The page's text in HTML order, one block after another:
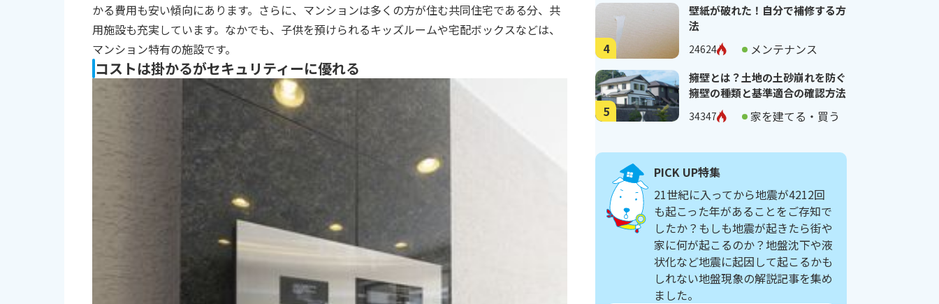
かる費用も安い傾向にあります。さらに、マンションは多くの方が住む共同住宅である分、共
用施設も充実しています。なかでも、子供を預けられるキッズルームや宅配ボックスなどは、
マンション特有の施設です。
コストは掛かるがセキュリティーに優れる
4
壁紙が破れた！自分で補修する方
法
24624 メンテナンス
5
擁壁とは？土地の土砂崩れを防ぐ
擁壁の種類と基準適合の確認方法
34347 家を建てる・買う
PICK UP特集
21世紀に入ってから地震が4212回
も起こった年があることをご存知で
したか？もしも地震が起きたら街や
家に何が起こるのか？地盤沈下や液
状化など地震に起因して起こるかも
しれない地盤現象の解説記事を集め
ました。